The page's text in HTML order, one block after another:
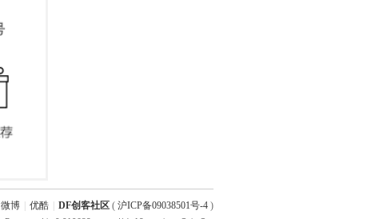
微博 优酷 DF创客社区 ( 沪ICP备09038501号-4 )